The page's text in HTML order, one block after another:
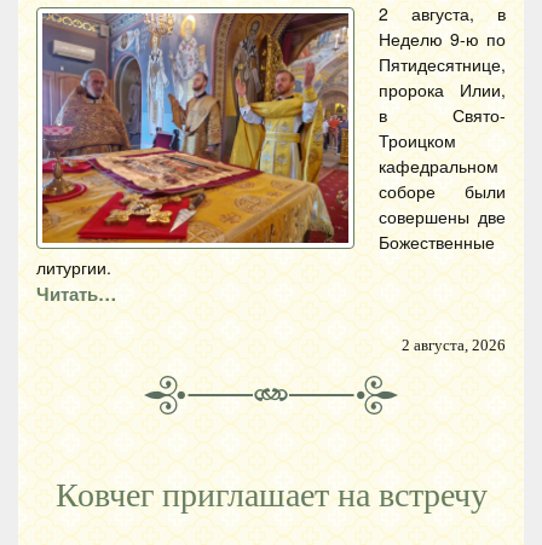
2 августа, в
Неделю 9-ю по
Пятидесятнице,
пророка Илии,
в Свято-
Троицком
кафедральном
соборе были
совершены две
Божественные
литургии.
Читать…
2 августа, 2026
Ковчег приглашает на встречу